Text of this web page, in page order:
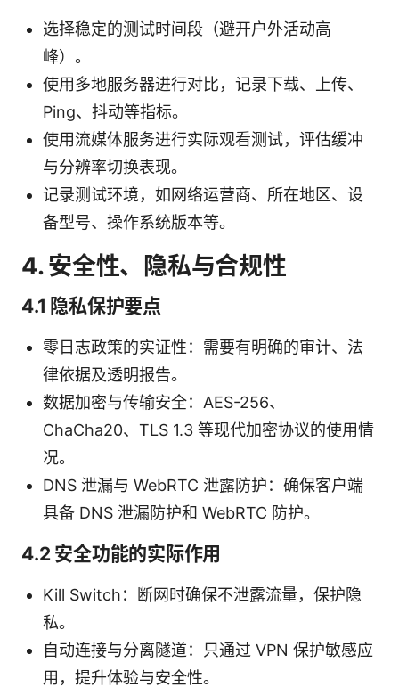
选择稳定的测试时间段（避开户外活动高
峰）。
使用多地服务器进行对比，记录下载、上传、
Ping、抖动等指标。
使用流媒体服务进行实际观看测试，评估缓冲
与分辨率切换表现。
记录测试环境，如网络运营商、所在地区、设
备型号、操作系统版本等。
4. 安全性、隐私与合规性
4.1 隐私保护要点
零日志政策的实证性：需要有明确的审计、法
律依据及透明报告。
数据加密与传输安全：AES-256、
ChaCha20、TLS 1.3 等现代加密协议的使用情
况。
DNS 泄漏与 WebRTC 泄露防护：确保客户端
具备 DNS 泄漏防护和 WebRTC 防护。
4.2 安全功能的实际作用
Kill Switch：断网时确保不泄露流量，保护隐
私。
自动连接与分离隧道：只通过 VPN 保护敏感应
用，提升体验与安全性。